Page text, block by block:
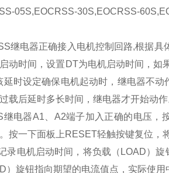
05S,EOCRSS-30S,EOCRSS-
继电器正确接入电机控制回路,根据具
动时间，设置DT为电机启动时间，
延时设定确保电机起动时，继电器不
载后延时多长时间，继电器才开始动
继电器A1、A2端子加入正确的电压，
按一下面板上RESET轻触按键复位，
录电机启动时间，将负载（LOAD）
）旋钮指向期望的电流值点，实际使